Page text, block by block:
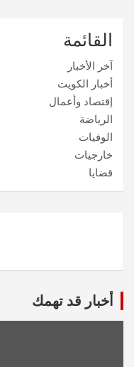
القائمة
آخر الأخبار
أخبار الكويت
إقتصاد وأعمال
الرياضة
الوفيات
خارجيات
قضايا
أخبار قد تهمك